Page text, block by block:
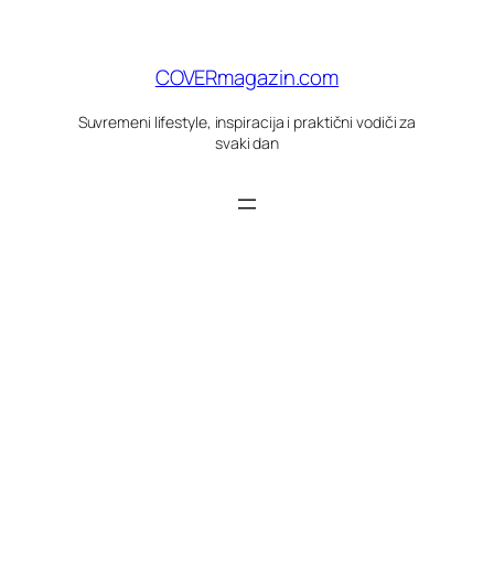
COVERmagazin.com
Suvremeni lifestyle, inspiracija i praktični vodiči za
svaki dan